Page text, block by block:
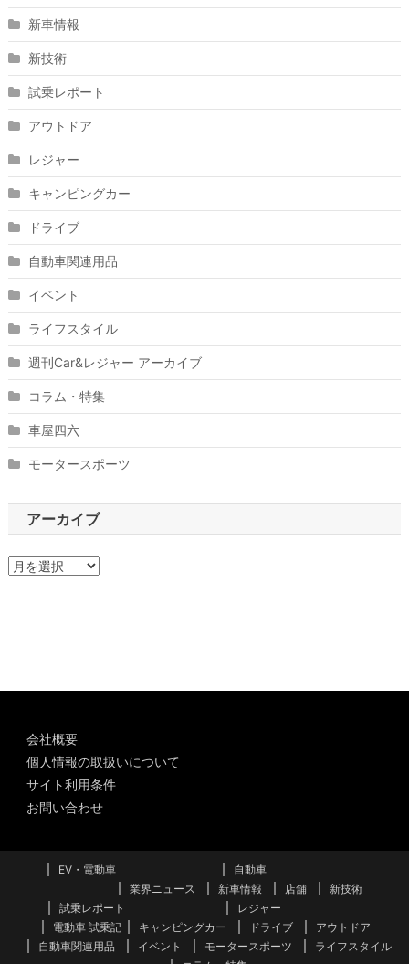
新車情報
新技術
試乗レポート
アウトドア
レジャー
キャンピングカー
ドライブ
自動車関連用品
イベント
ライフスタイル
週刊Car&レジャー アーカイブ
コラム・特集
車屋四六
モータースポーツ
アーカイブ
ア
会社概要
個人情報の取扱いについて
サイト利用条件
お問い合わせ
EV・電動車
自動車
業界ニュース
新車情報 店舗
新技術
試乗レポート
電動車 試乗記
レジャー
キャンピングカー
ドライブ
アウトドア
自動車関連用品
イベント モータースポーツ
ライフスタイル